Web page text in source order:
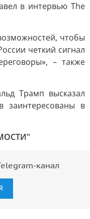
в интервью The
чтобы
четкий сигнал
– также
Трамп высказал
в
канал